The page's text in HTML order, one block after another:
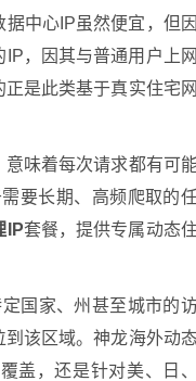
中心IP虽然便宜，但因
，因其与普通用户上网
是此类基于真实住宅网
味着每次请求都有可
要长期、高频爬取的
IP套餐，提供专属动态
国家、州甚至城市的
该区域。神龙海外动
盖，还是针对美、日、